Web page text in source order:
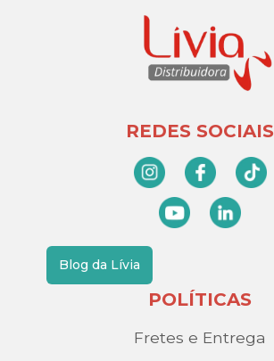
REDES SOCIAIS
Blog da Lívia
POLÍTICAS
Fretes e Entrega